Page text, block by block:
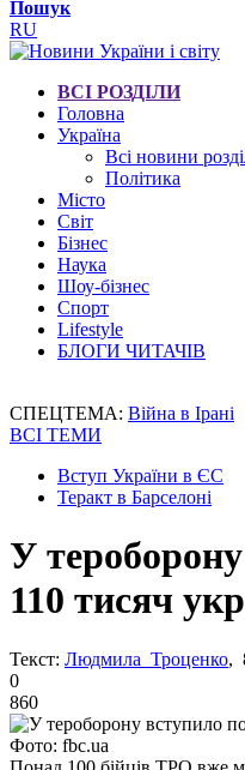
Пошук
RU
ВСІ РОЗДІЛИ
Головна
Україна
Всі новини
Політика
Місто
Світ
Бізнес
Наука
Шоу-бізнес
Спорт
Lifestyle
БЛОГИ ЧИТАЧІВ
СПЕЦТЕМА: Війна в Ірані
ВСІ ТЕМИ
Вступ України в ЄС
Теракт в Барселоні
У
110 тисяч
Текст: Людмила Троценко,
0
860
Фото: fbc.ua